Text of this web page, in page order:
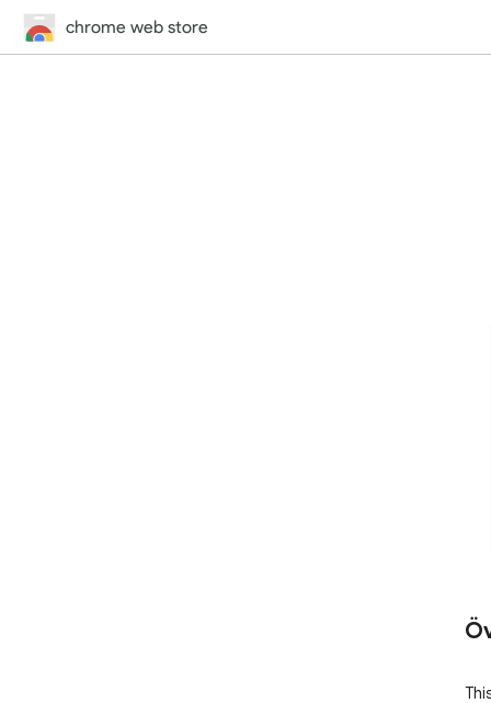
chrome web store